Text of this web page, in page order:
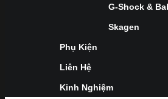
G-Shock &
Skagen
Phụ Kiện
Liên Hệ
Kinh Nghiệm